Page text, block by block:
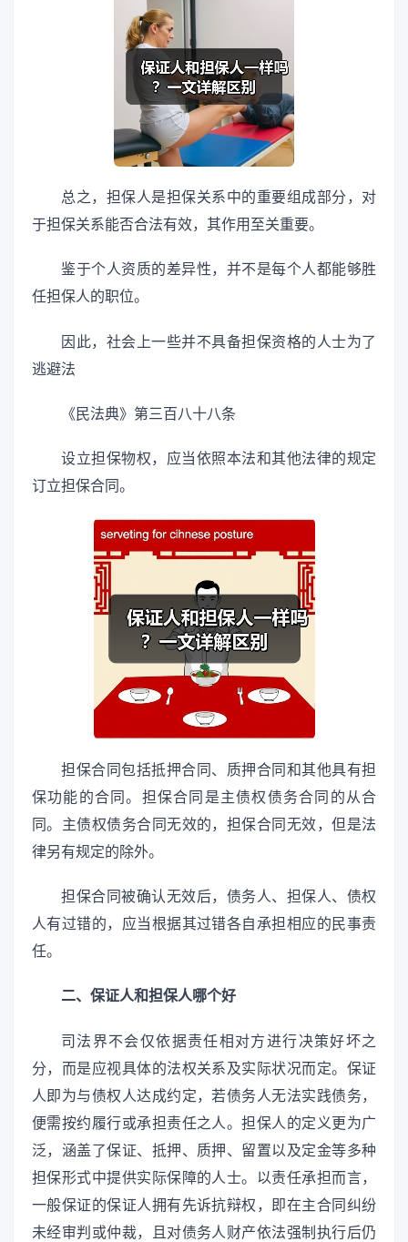
总之，担保人是担保关系中的重要组成部分，对
于担保关系能否合法有效，其作用至关重要。
鉴于个人资质的差异性，并不是每个人都能够胜
任担保人的职位。
因此，社会上一些并不具备担保资格的人士为了
逃避法
《民法典》第三百八十八条
设立担保物权，应当依照本法和其他法律的规定
订立担保合同。
担保合同包括抵押合同、质押合同和其他具有担
保功能的合同。担保合同是主债权债务合同的从合
同。主债权债务合同无效的，担保合同无效，但是法
律另有规定的除外。
担保合同被确认无效后，债务人、担保人、债权
人有过错的，应当根据其过错各自承担相应的民事责
任。
二、保证人和担保人哪个好
司法界不会仅依据责任相对方进行决策好坏之
分，而是应视具体的法权关系及实际状况而定。保证
人即为与债权人达成约定，若债务人无法实践债务，
便需按约履行或承担责任之人。担保人的定义更为广
泛，涵盖了保证、抵押、质押、留置以及定金等多种
担保形式中提供实际保障的人士。以责任承担而言，
一般保证的保证人拥有先诉抗辩权，即在主合同纠纷
未经审判或仲裁，且对债务人财产依法强制执行后仍